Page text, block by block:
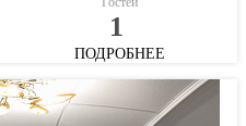
1
ПОДРОБНЕЕ